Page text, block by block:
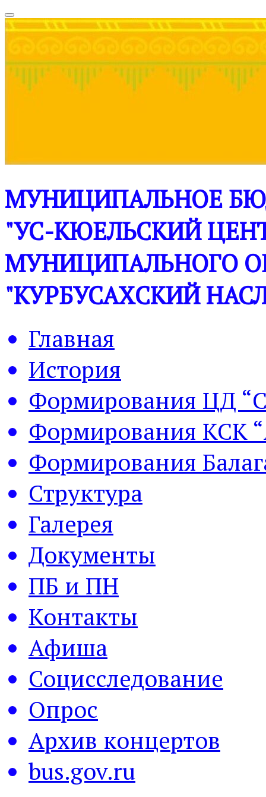
МУНИЦИПАЛЬНОЕ
"УС-КЮЕЛЬСКИЙ
МУНИЦИПАЛЬНОГО
"КУРБУСАХСКИЙ
Главная
История
Формирования ЦД
Формирования КСК
Формирования
Структура
Галерея
Документы
ПБ и ПН
Контакты
Афиша
Социсследование
Опрос
Архив концертов
bus.gov.ru